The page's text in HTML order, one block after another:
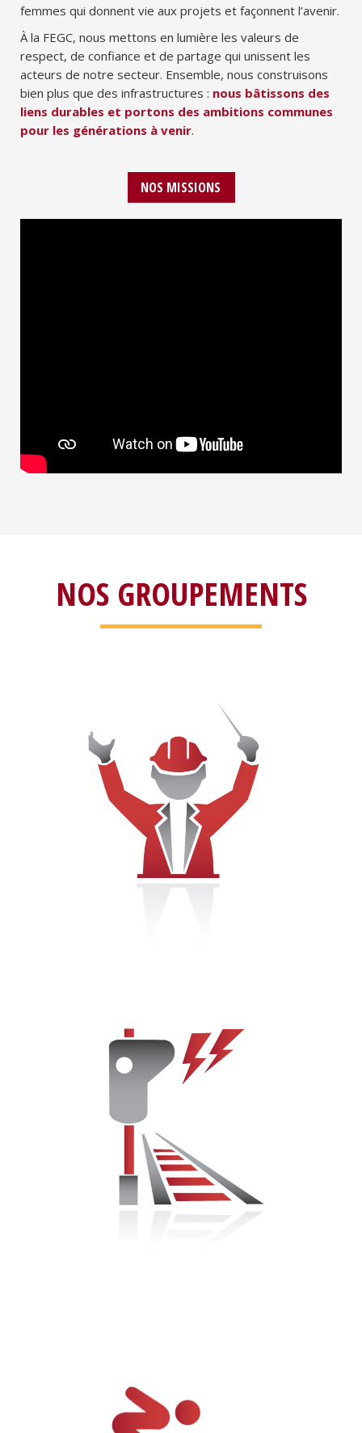
femmes qui donnent vie aux projets et façonnent l’avenir.
À la FEGC, nous mettons en lumière les valeurs de
respect, de confiance et de partage qui unissent les
acteurs de notre secteur. Ensemble, nous construisons
bien plus que des infrastructures : nous bâtissons des
liens durables et portons des ambitions communes
pour les générations à venir.
NOS MISSIONS
NOS GROUPEMENTS